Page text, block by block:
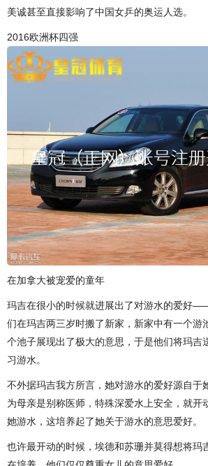
美诚甚至直接影响了中国女乒的奥运人选。
2016欧洲杯四强
在加拿大被宠爱的童年
玛吉在很小的时候就进展出了对游水的爱好
们在玛吉两三岁时搬了新家，新家中有一个游
个池子展现出了极大的意思，于是他们将玛吉
习游水。
不外据玛吉我方所言，她对游水的爱好源自于
为母亲是别称医师，特殊深爱水上安全，就开
她游水，这培养起了她关于游水的意思爱好。
也许最开动的时候，埃德和苏珊并莫得想将玛